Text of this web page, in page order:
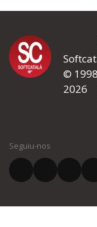
d'errors
Si heu trobat un
quina és la millora
El vostre correu
©
2026
Seguiu-nos